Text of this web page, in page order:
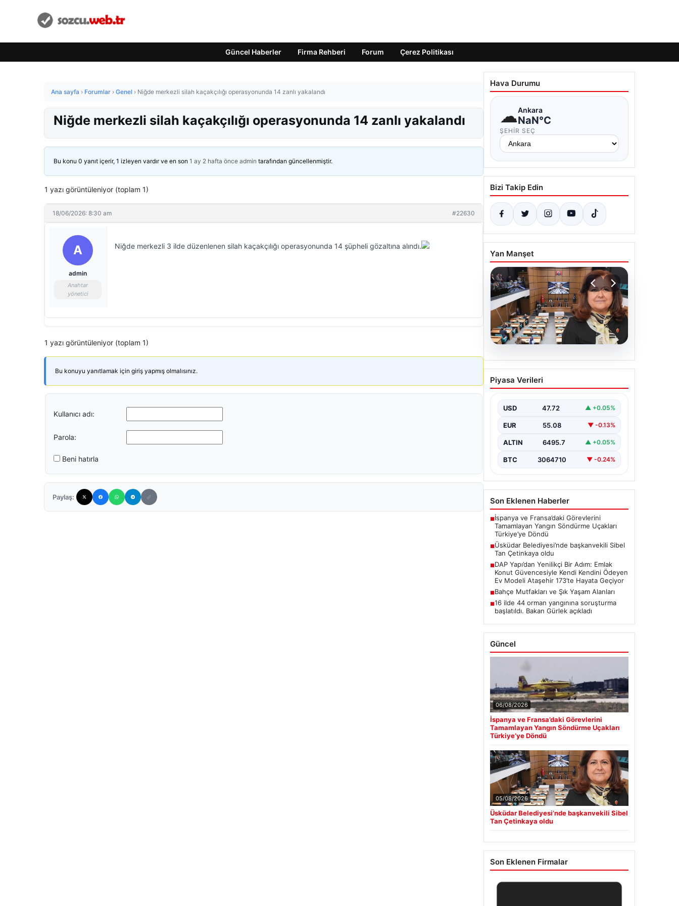
Güncel Haberler Firma Rehberi Forum Çerez Politikası
Ana sayfa › Forumlar › Genel › Niğde merkezli silah kaçakçılığı operasyonunda 14 zanlı yakalandı
Niğde merkezli silah kaçakçılığı operasyonunda 14 zanlı yakalandı
Bu konu 0 yanıt içerir, 1 izleyen vardır ve en son 1 ay 2 hafta önce admin tarafından güncellenmiştir.
1 yazı görüntüleniyor (toplam 1)
18/06/2026: 8:30 am #22630
A
admin
Anahtar
yönetici
Niğde merkezli 3 ilde düzenlenen silah kaçakçılığı operasyonunda 14 şüpheli gözaltına alındı.
1 yazı görüntüleniyor (toplam 1)
Bu konuyu yanıtlamak için giriş yapmış olmalısınız.
Kullanıcı adı:
Parola:
Beni hatırla
Paylaş:
Hava Durumu
☁Ankara
NaN°C
ŞEHIR SEÇ
Bizi Takip Edin
Yan Manşet
Üsküdar Belediyesi’nde
başkanvekili Sibel Tan
Piyasa Verileri
USD 47.72 ▲ +0.05%
EUR 55.08 ▼ -0.13%
ALTIN 6495.7 ▲ +0.05%
BTC 3064710 ▼ -0.24%
Son Eklenen Haberler
■İspanya ve Fransa’daki Görevlerini
Tamamlayan Yangın Söndürme Uçakları
Türkiye’ye Döndü
■Üsküdar Belediyesi’nde başkanvekili Sibel
Tan Çetinkaya oldu
■DAP Yapı’dan Yenilikçi Bir Adım: Emlak
Konut Güvencesiyle Kendi Kendini Ödeyen
Ev Modeli Ataşehir 173’te Hayata Geçiyor
■Bahçe Mutfakları ve Şık Yaşam Alanları
■16 ilde 44 orman yangınına soruşturma
başlatıldı. Bakan Gürlek açıkladı
Güncel
06/08/2026
İspanya ve Fransa’daki Görevlerini
Tamamlayan Yangın Söndürme Uçakları
Türkiye’ye Döndü
05/08/2026
Üsküdar Belediyesi’nde başkanvekili Sibel
Tan Çetinkaya oldu
Son Eklenen Firmalar